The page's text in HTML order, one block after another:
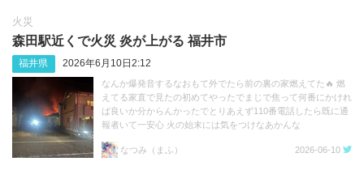
火災
森田駅近くで火災 炎が上がる 福井市
福井県 2026年6月10日2:12
なんか爆発音するなおもて外でたら前の裏の家燃えてた🔥 燃
えてる家直で見たの初めてやったでまじで焦って何番にかけれ
ば良いか分からんかったでとりあえず110番電話したら既に通
報者いて一安心 火の始末には気をつけなあかんな
なつみ（まふ）
2026-06-10